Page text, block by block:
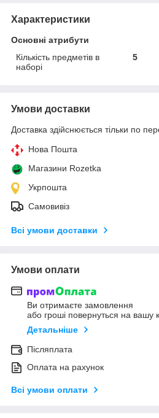
Характеристики
Основні атрибути
Кількість предметів в
наборі
5
Умови доставки
Доставка здійснюється тільки по
Нова Пошта
Магазини Rozetka
Укрпошта
Самовивіз
Всі умови доставки
Умови оплати
Ви отримаєте замовлення
або гроші повернуться на вашу
Детальніше
Післяплата
Оплата на рахунок
Всі умови оплати